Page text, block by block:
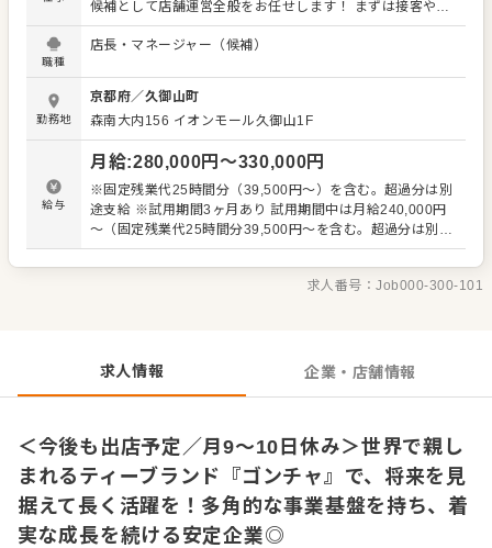
候補として店舗運営全般をお任せします！ まずは接客やド
リンクづくり、商品提供など、店舗の基本業務からスター
ト。ブランドの考え方や業務の流れ、商品知識を身につけ
などへ仕事の幅を広げていただきます。 【主な仕事内容】
・お客様のご案内、注文受付、レジ対応 ・ドリンクの作
成、商品提供 ・商品の発注、在庫管理 ・QSC（品質・サー
ビス・清潔さ）の維持、向上 ・売上や経費、PL（損益計算
書）の管理 ・現金管理、衛生管理、労務管理 ・アルバイト
クルーの採用、教育 ・シフトの作成、スタッフ配置 ・施設
オーナーとの折衝 ・本部への報告、各種連携業務 入社後は
研修を通じて、ブランドや商品の基礎から店舗運営の進め
ら一つずつ取り組みながら、店舗経営に必要な知識とスキ
ルを身につけられる環境です◎ 将来的には、一つの店舗を
職種
店長・マネージャー（候補）
勤務地
京都府／久御山町
森南大内156 イオンモール久御山1F
給与
月給:280,000円〜330,000円
※固定残業代25時間分（39,500円～）を含む。超過分は別
途支給 ※試用期間3ヶ月あり 試用期間中は月給240,000円
～（固定残業代25時間分39,500円～を含む。超過分は別途
支給 ※実際の残業は平均20時間以内
求人番号：Job000-300-101
求人情報 企業・店舗情報
＜今後も出店予定／月9～10日休み＞世界で親し
まれるティーブランド『ゴンチャ』で、将来を見
据えて長く活躍を！多角的な事業基盤を持ち、着
実な成長を続ける安定企業◎